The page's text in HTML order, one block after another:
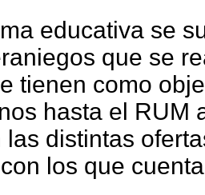
educativa se
que se
tienen como
hasta el RUM
las distintas
los que